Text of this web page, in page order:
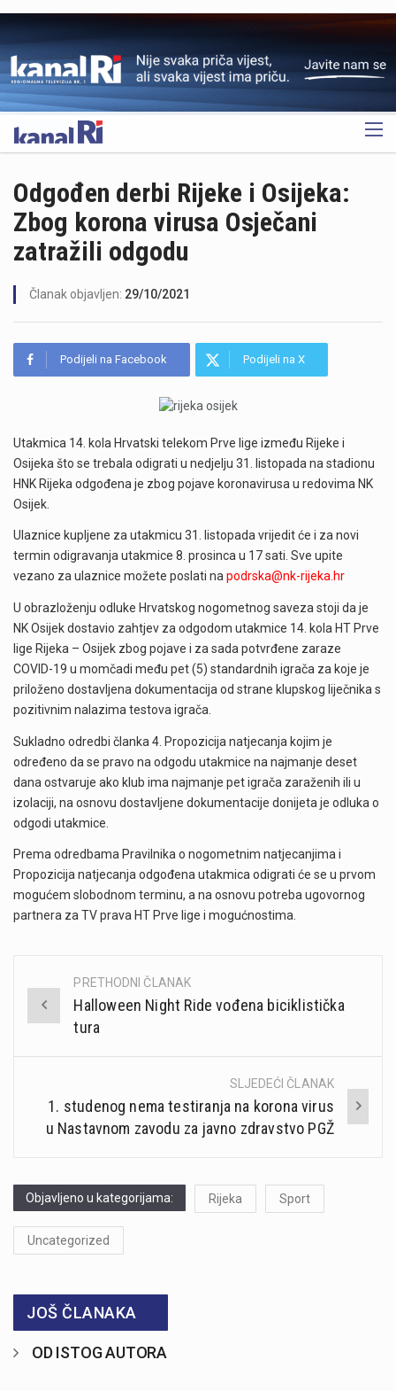
OGLAS
Odgođen derbi Rijeke i Osijeka:
Zbog korona virusa Osječani
zatražili odgodu
Članak objavljen: 29/10/2021
Podijeli na Facebook Podijeli na X
Utakmica 14. kola Hrvatski telekom Prve lige između Rijeke i
Osijeka što se trebala odigrati u nedjelju 31. listopada na stadionu
HNK Rijeka odgođena je zbog pojave koronavirusa u redovima NK
Osijek.
Ulaznice kupljene za utakmicu 31. listopada vrijedit će i za novi
termin odigravanja utakmice 8. prosinca u 17 sati. Sve upite
vezano za ulaznice možete poslati napodrska@nk-rijeka.hr
U obrazloženju odluke Hrvatskog nogometnog saveza stoji da je
NK Osijek dostavio zahtjev za odgodom utakmice 14. kola HT Prve
lige Rijeka – Osijek zbog pojave i za sada potvrđene zaraze
COVID-19 u momčadi među pet (5) standardnih igrača za koje je
priloženo dostavljena dokumentacija od strane klupskog liječnika s
pozitivnim nalazima testova igrača.
Sukladno odredbi članka 4. Propozicija natjecanja kojim je
određeno da se pravo na odgodu utakmice na najmanje deset
dana ostvaruje ako klub ima najmanje pet igrača zaraženih ili u
izolaciji, na osnovu dostavljene dokumentacije donijeta je odluka o
odgodi utakmice.
Prema odredbama Pravilnika o nogometnim natjecanjima i
Propozicija natjecanja odgođena utakmica odigrati će se u prvom
mogućem slobodnom terminu, a na osnovu potreba ugovornog
partnera za TV prava HT Prve lige i mogućnostima.
Post
navigation
PRETHODNI ČLANAK
Halloween Night Ride vođena biciklistička
tura
SLJEDEĆI ČLANAK
1. studenog nema testiranja na korona virus
u Nastavnom zavodu za javno zdravstvo PGŽ
Objavljeno u kategorijama: Rijeka Sport
Uncategorized
JOŠ ČLANAKA
OD ISTOG AUTORA